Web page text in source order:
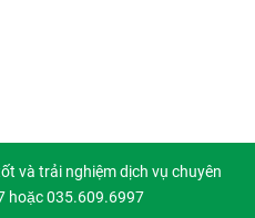
và trải nghiệm dịch vụ chuyên
hoặc 035.609.6997